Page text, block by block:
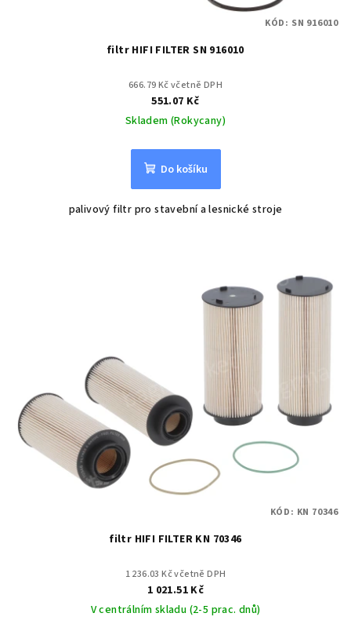
filtr HIFI FILTER SN 916010
666.79 Kč včetně DPH
551.07 Kč
Skladem (Rokycany)
Do košíku
palivový filtr pro stavební a lesnické stroje
KÓD: SN 916010
filtr HIFI FILTER KN 70346
1 236.03 Kč včetně DPH
1 021.51 Kč
V centrálním skladu (2-5 prac. dnů)
KÓD: KN 70346